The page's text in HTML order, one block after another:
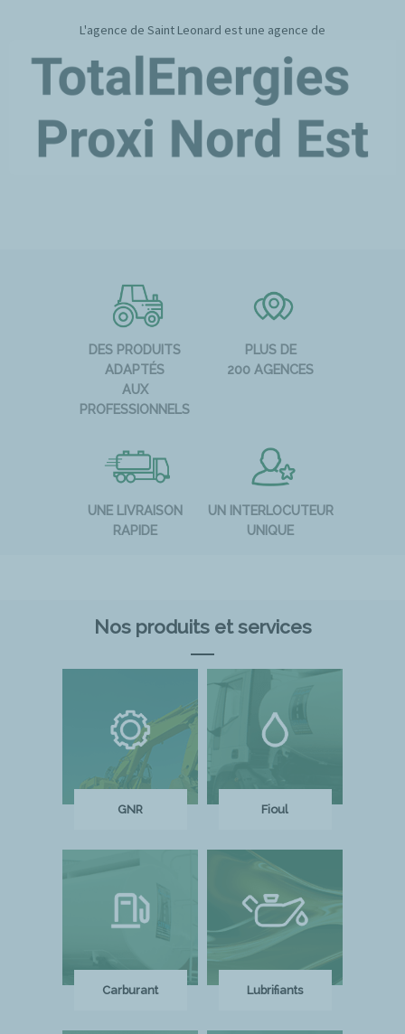
L'agence de Saint Leonard est une agence de
DES PRODUITS
ADAPTÉS
AUX
PROFESSIONNELS
PLUS DE
200 AGENCES
UNE LIVRAISON
RAPIDE
UN INTERLOCUTEUR
UNIQUE
Nos produits et services
GNR Fioul
Carburant Lubrifiants